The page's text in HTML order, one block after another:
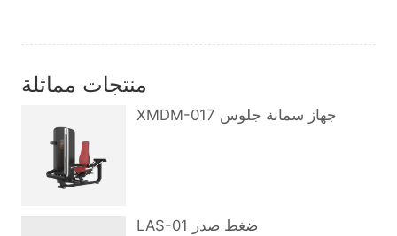
منتجات مماثلة
XMDM-017 جهاز سمانة جلوس
LAS-01 ضغط صدر